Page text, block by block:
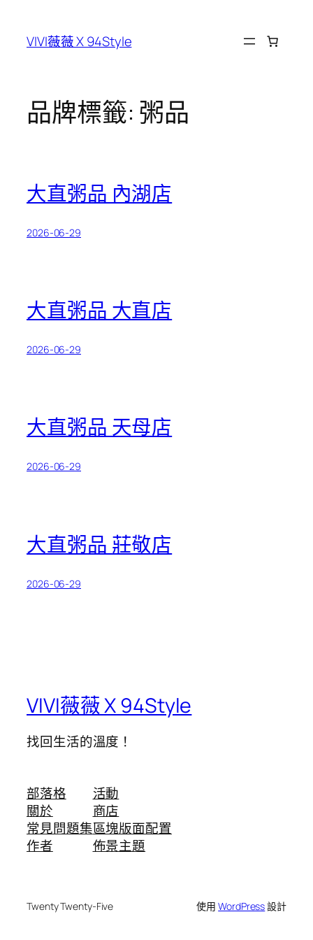
VIVI薇薇 X 94Style
品牌標籤: 粥品
大直粥品 內湖店
2026-06-29
大直粥品 大直店
2026-06-29
大直粥品 天母店
2026-06-29
大直粥品 莊敬店
2026-06-29
VIVI薇薇 X 94Style
找回生活的溫度！
部落格
關於
常見問題集
作者
活動
商店
區塊版面配置
佈景主題
Twenty Twenty-Five 使用WordPress設計